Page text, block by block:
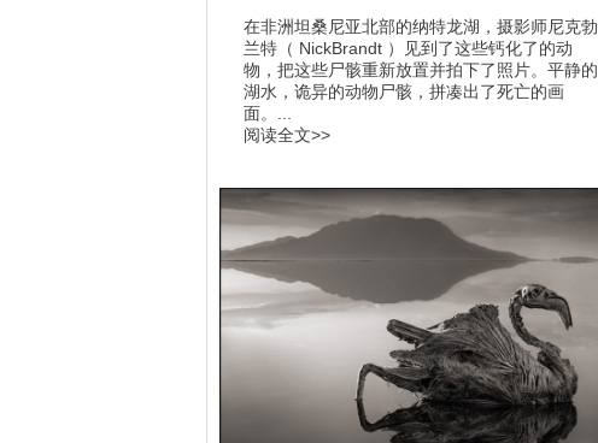
在非洲坦桑尼亚北部的纳特龙湖，摄影师尼克勃
兰特（ NickBrandt ）见到了这些钙化了的动
物，把这些尸骸重新放置并拍下了照片。平静的
湖水，诡异的动物尸骸，拼凑出了死亡的画
面。...
阅读全文>>